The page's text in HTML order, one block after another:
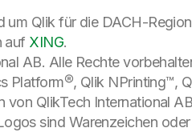
um Qlik für die DACH-
auf XING.
AB. Alle Rechte
Platform®, Qlik NPrinting™,
von QlikTech International
sind Warenzeichen